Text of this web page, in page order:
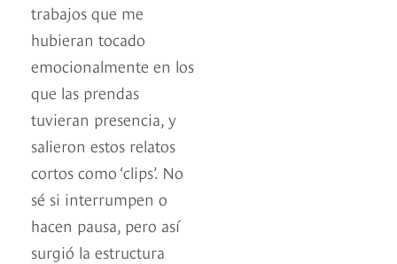
trabajos que me
hubieran tocado
emocionalmente en los
que las prendas
tuvieran presencia, y
salieron estos relatos
cortos como ‘clips’. No
sé si interrumpen o
hacen pausa, pero así
surgió la estructura